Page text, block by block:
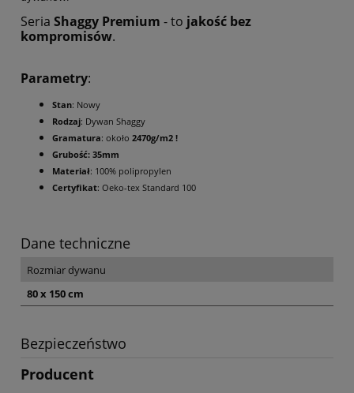
Seria Shaggy Premium - to jakość bez
kompromisów.
Parametry:
Stan: Nowy
Rodzaj: Dywan Shaggy
Gramatura: około 2470g/m2 !
Grubość: 35mm
Materiał: 100% polipropylen
Certyfikat: Oeko-tex Standard 100
Dane techniczne
Rozmiar dywanu
80 x 150 cm
Bezpieczeństwo
Producent